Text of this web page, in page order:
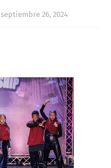
septiembre 26, 2024